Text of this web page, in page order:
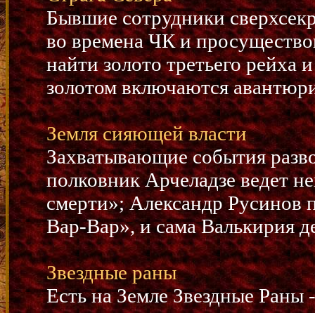
Бывшие сотрудники
во времена ЧК и
найти золото третьего
золотом включаются
Земля сияющей власти
Захватывающие события
полковник Арчеладзе ведет
смерти»; Александр Русинов
Вар-Вар», и сама Валькирия
Звездные раны
Есть на Земле Звездные Раны